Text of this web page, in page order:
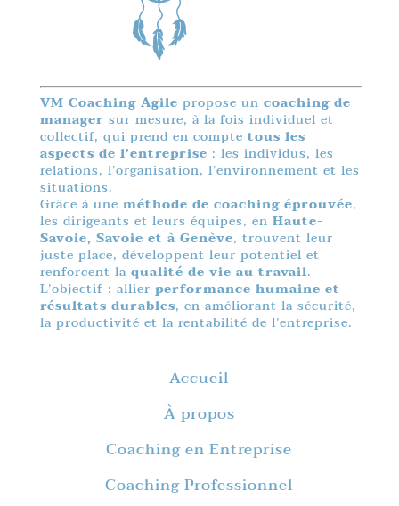
VM Coaching Agile propose un coaching de
manager sur mesure, à la fois individuel et
collectif, qui prend en compte tous les
aspects de l’entreprise : les individus, les
relations, l’organisation, l’environnement et les
situations.
Grâce à une méthode de coaching éprouvée,
les dirigeants et leurs équipes, en Haute-
Savoie, Savoie et à Genève, trouvent leur
juste place, développent leur potentiel et
renforcent la qualité de vie au travail.
L’objectif : allier performance humaine et
résultats durables, en améliorant la sécurité,
la productivité et la rentabilité de l’entreprise.
Accueil
À propos
Coaching en Entreprise
Coaching Professionnel